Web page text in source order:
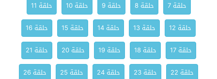
حلقة 7
حلقة 8 حلقة 9 حلقة 10
حلقة 11
حلقة 12
حلقة 13 حلقة 14 حلقة 15
حلقة 16
حلقة 17
حلقة 18 حلقة 19 حلقة 20
حلقة 21
حلقة 22
حلقة 23 حلقة 24 حلقة 25
حلقة 26